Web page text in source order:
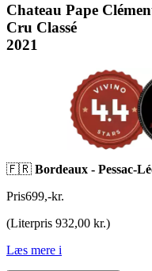
Chateau Pape
Cru Classé
2021
🇫🇷 Bordeaux - Pessac-
Pris699,-kr.
(Literpris 932,00 kr.)
Læs mere i